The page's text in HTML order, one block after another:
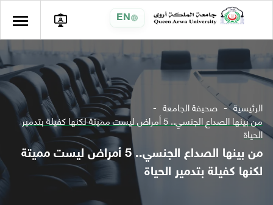
EN
الرئيسية صحيفة الجامعة
من بينها الصداع الجنسي.. 5 أمراض ليست مميتة لكنها كفيلة بتدمير
الحياة
من بينها الصداع الجنسي.. 5 أمراض ليست مميتة
لكنها كفيلة بتدمير الحياة